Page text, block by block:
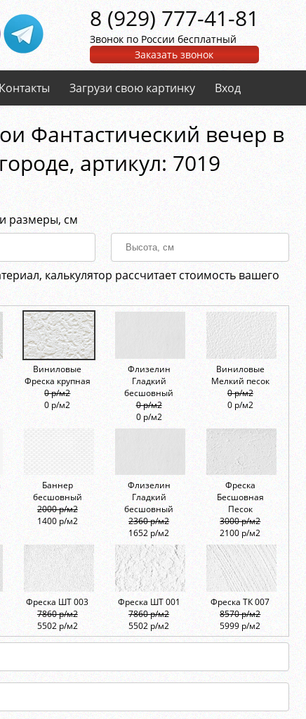
8 (929) 777-41-81
Звонок по России бесплатный
Заказать звонок
Контакты Загрузи свою картинку Вход
Фантастический вечер в
aртикул: 7019
размеры, см
калькулятор рассчитает стоимость вашего
Виниловые
Фреска крупная
0 р/м2
0 р/м2
Флизелин
Гладкий
бесшовный
0 р/м2
0 р/м2
Виниловые
Мелкий песок
0 р/м2
0 р/м2
Баннер
бесшовный
2000 р/м2
1400 р/м2
Флизелин
Гладкий
бесшовный
2360 р/м2
1652 р/м2
Фреска
Бесшовная
Песок
3000 р/м2
2100 р/м2
Фреска ШТ 003
7860 р/м2
5502 р/м2
Фреска ШТ 001
7860 р/м2
5502 р/м2
Фреска ТК 007
8570 р/м2
5999 р/м2